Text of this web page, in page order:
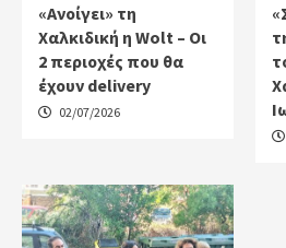
«Ανοίγει» τη
Χαλκιδική η Wolt – Οι
2 περιοχές που θα
έχουν delivery
02/07/2026